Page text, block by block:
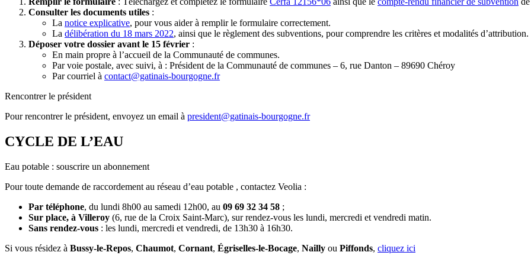
Consulter les documents utiles :
La notice explicative, pour vous aider à remplir le formulaire correctement.
La délibération du 18 mars 2022, ainsi que le règlement des subventions, pour comprendre les critères et modalités d’attribution.
Déposer votre dossier avant le 15 février :
En main propre à l’accueil de la Communauté de communes.
Par voie postale, avec suivi, à : Président de la Communauté de communes – 6, rue Danton – 89690 Chéroy
Par courriel à contact@gatinais-bourgogne.fr
Rencontrer le président
Pour rencontrer le président, envoyez un email à president@gatinais-bourgogne.fr
CYCLE DE L’EAU
Eau potable : souscrire un abonnement
Pour toute demande de raccordement au réseau d’eau potable , contactez Veolia :
Par téléphone, du lundi 8h00 au samedi 12h00, au 09 69 32 34 58 ;
Sur place, à Villeroy (6, rue de la Croix Saint-Marc), sur rendez-vous les lundi, mercredi et vendredi matin.
Sans rendez-vous : les lundi, mercredi et vendredi, de 13h30 à 16h30.
Si vous résidez à Bussy-le-Repos, Chaumot, Cornant, Égriselles-le-Bocage, Nailly ou Piffonds, cliquez ici